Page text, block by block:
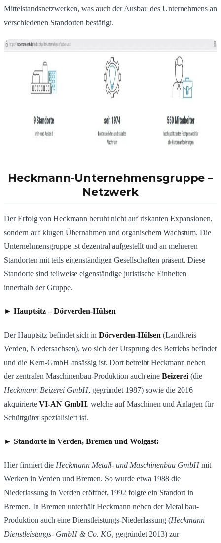
Mittelstandsnetzwerken, was auch der Ausbau des Unternehmens an
verschiedenen Standorten bestätigt.
Heckmann-Unternehmensgruppe –
Netzwerk
Der Erfolg von Heckmann beruht nicht auf riskanten Expansionen,
sondern auf klugen Übernahmen und organischem Wachstum. Die
Unternehmensgruppe ist dezentral aufgestellt und an mehreren
Standorten mit teils eigenständigen Gesellschaften präsent. Diese
Standorte sind teilweise eigenständige juristische Einheiten
innerhalb der Gruppe.
► Hauptsitz – Dörverden-Hülsen
Der Hauptsitz befindet sich in Dörverden-Hülsen (Landkreis
Verden, Niedersachsen), wo sich der Ursprung des Betriebs befindet
und die Kern-GmbH ansässig ist. Dort betreibt Heckmann neben
der zentralen Maschinenbau-Produktion auch eine Beizerei (die
Heckmann Beizerei GmbH, gegründet 1987) sowie die 2016
akquirierte VI-AN GmbH, welche auf Maschinen und Anlagen für
Schüttgüter spezialisiert ist.
► Standorte in Verden, Bremen und Wolgast:
Hier firmiert die Heckmann Metall- und Maschinenbau GmbH mit
Werken in Verden und Bremen. So wurde etwa 1988 die
Niederlassung in Verden eröffnet, 1992 folgte ein Standort in
Bremen. In Bremen unterhält Heckmann neben der Metallbau-
Produktion auch eine Dienstleistungs-Niederlassung (Heckmann
Dienstleistungs- GmbH & Co. KG, gegründet 2013) zur